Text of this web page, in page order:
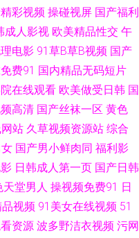
色片性爱 亚洲色色狼456 精品
站 人妖社区午夜剧场 先锋av影
福利哇咔呀 超碰免费97 深夜老
情网 午夜黄色电影 91在线免费
址 超碰人人人妻 久草精品伦理
彩视频 操碰视屏 国产福利
成人影视 欧美精品性交 午
电影 91草B草B视频 国产
费91 国内精品无码短片
在线观看 欧美做受日韩 国
高清 国产丝袜一区 黄色
站 久草视频资源站 综合
国产男小鲜肉同 福利影
日韩成人第一页 国产日韩
天堂男人 操视频免费91 日
视频 91美女在线视频 51
资源 波多野洁衣视频 污网